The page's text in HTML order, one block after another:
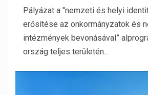
Pályázat a "nemzeti és helyi
erősítése az önkormányzatok és
intézmények bevonásával”
ország teljes területén...